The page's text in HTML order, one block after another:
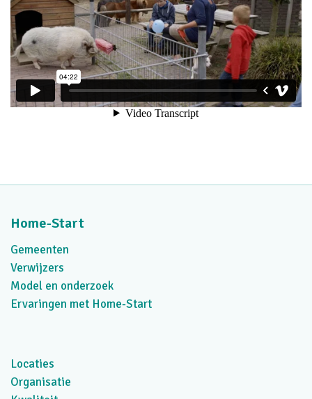
Home-Start
Gemeenten
Verwijzers
Model en onderzoek
Ervaringen met Home-Start
Locaties
Organisatie